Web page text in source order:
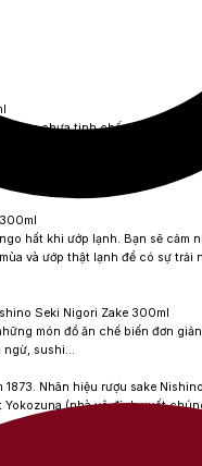
rượu chưa tinh chế mà không
sake chưa tinh chế, còn
và được chọn làm quà lý tưởng
hất khi ướp lạnh. Bạn sẽ cảm
và ướp thật lạnh để có sự trải
Seki Nigori Zake 300ml
món đồ ăn chế biến đơn
ngừ, sushi…
1873. Nhãn hiệu rượu sake
(nhà vô địch xuất